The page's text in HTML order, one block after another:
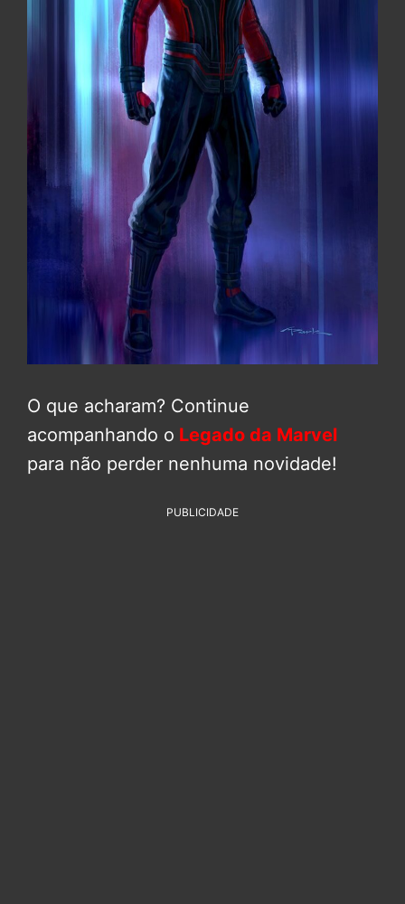
O que acharam? Continue
acompanhando o Legado da Marvel
para não perder nenhuma novidade!
PUBLICIDADE